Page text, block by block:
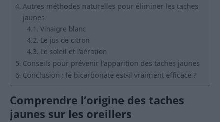
Autres méthodes naturelles pour éliminer les taches
jaunes
Vinaigre blanc
Le jus de citron
Le soleil et l’aération
Conseils pour prévenir l’apparition des taches jaunes
Conclusion : le bicarbonate est-il vraiment efficace ?
Comprendre l’origine des taches
jaunes sur les oreillers